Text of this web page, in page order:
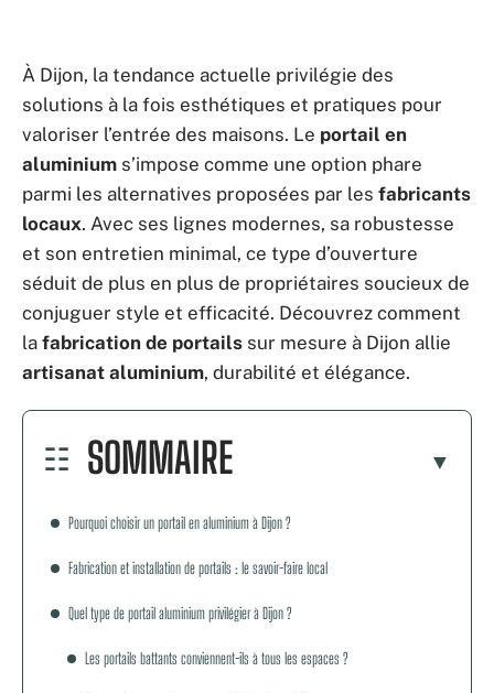
À Dijon, la tendance actuelle privilégie des
solutions à la fois esthétiques et pratiques pour
valoriser l’entrée des maisons. Le portail en
aluminium s’impose comme une option phare
parmi les alternatives proposées par les fabricants
locaux. Avec ses lignes modernes, sa robustesse
et son entretien minimal, ce type d’ouverture
séduit de plus en plus de propriétaires soucieux de
conjuguer style et efficacité. Découvrez comment
la fabrication de portails sur mesure à Dijon allie
artisanat aluminium, durabilité et élégance.
SOMMAIRE
Pourquoi choisir un portail en aluminium à Dijon ?
Fabrication et installation de portails : le savoir-faire local
Quel type de portail aluminium privilégier à Dijon ?
Les portails battants conviennent-ils à tous les espaces ?